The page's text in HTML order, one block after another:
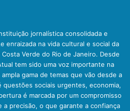
jornalística consolidada e
enraizada na vida cultural e social da
Verde do Rio de Janeiro. Desde
tem sido uma voz importante na
gama de temas que vão desde a
questões sociais urgentes, economia,
é marcada por um compromisso
a precisão, o que garante a confiança